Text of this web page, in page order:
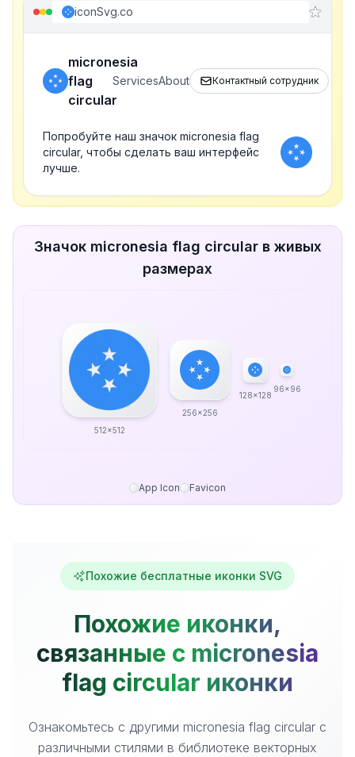
iconSvg.co
micronesia
flag
circular
ServicesAbout Контактный сотрудник
Попробуйте наш значок micronesia flag
circular, чтобы сделать ваш интерфейс
лучше.
Значок micronesia flag circular в живых
размерах
512x512
256x256
128x128
96x96
App Icon Favicon
Похожие бесплатные иконки SVG
Похожие иконки,
связанные с micronesia
flag circular иконки
Ознакомьтесь с другими micronesia flag circular с
различными стилями в библиотеке векторных